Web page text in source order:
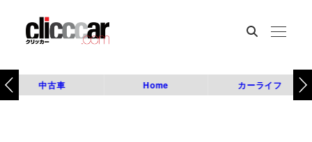
中古車 Home カーライフ